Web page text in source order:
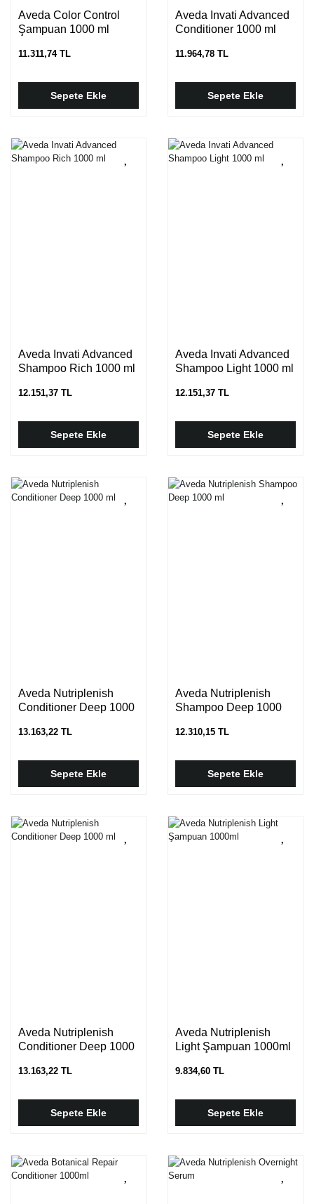
Aveda Color Control
Şampuan 1000 ml
11.311,74 TL
Sepete Ekle
Aveda Invati Advanced
Conditioner 1000 ml
11.964,78 TL
Sepete Ekle
Aveda Invati Advanced
Shampoo Rich 1000 ml
12.151,37 TL
Sepete Ekle
Aveda Invati Advanced
Shampoo Light 1000 ml
12.151,37 TL
Sepete Ekle
Aveda Nutriplenish
Conditioner Deep 1000
13.163,22 TL
Sepete Ekle
Aveda Nutriplenish
Shampoo Deep 1000
12.310,15 TL
Sepete Ekle
Aveda Nutriplenish
Conditioner Deep 1000
13.163,22 TL
Sepete Ekle
Aveda Nutriplenish
Light Şampuan 1000ml
9.834,60 TL
Sepete Ekle